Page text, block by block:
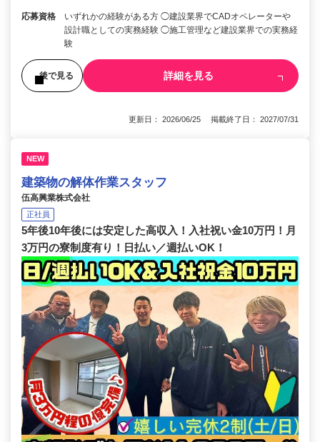
応募資格
いずれかの経験がある方 ◯建設業界でCADオペレーターや
設計職としての実務経験 ◯施工管理など建設業界での実務経
験
後で見る 詳細を見る
更新日： 2026/06/25 掲載終了日： 2027/07/31
NEW
建築物の解体作業スタッフ
伍高興業株式会社
正社員
5年後10年後には安定した高収入！入社祝い金10万円！月
3万円の寮制度有り！日払い／週払いOK！